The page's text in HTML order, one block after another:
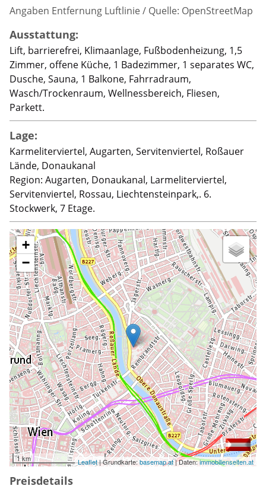
Angaben Entfernung Luftlinie / Quelle: OpenStreetMap
Ausstattung:
Lift, barrierefrei, Klimaanlage, Fußbodenheizung, 1,5
Zimmer, offene Küche, 1 Badezimmer, 1 separates WC,
Dusche, Sauna, 1 Balkone, Fahrradraum,
Wasch/Trockenraum, Wellnessbereich, Fliesen,
Parkett.
Lage:
Karmeliterviertel, Augarten, Servitenviertel, Roßauer
Lände, Donaukanal
Region: Augarten, Donaukanal, Larmeliterviertel,
Servitenviertel, Rossau, Liechtensteinpark,. 6.
Stockwerk, 7 Etage.
+
−
1 km Leaflet| Grundkarte:basemap.at| Daten:immobilienseiten.at
Preisdetails